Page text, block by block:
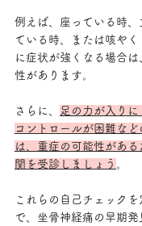
例えば、座っている時
ている時、または咳や
に症状が強くなる場合
性があります。
さらに、
足の力が入り
コントロールが困難な
は、重症の可能性があ
関を受診しましょう 。
これらの自己チェックを
で、坐骨神経痛の早期